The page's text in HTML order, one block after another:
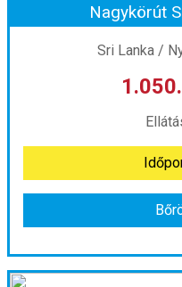
Nagykörút
Sri Lanka /
Nagykörút